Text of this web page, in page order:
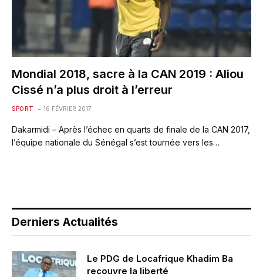
Mondial 2018, sacre à la CAN 2019 : Aliou
Cissé n’a plus droit à l’erreur
SPORT 16 FÉVRIER 2017
Dakarmidi – Après l’échec en quarts de finale de la CAN 2017,
l’équipe nationale du Sénégal s’est tournée vers les…
Derniers Actualités
Le PDG de Locafrique Khadim Ba
recouvre la liberté